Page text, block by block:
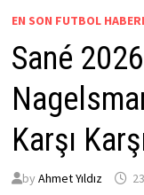
EN SON FUTBOL
Sané
Karşı
by Ahmet Yıldız